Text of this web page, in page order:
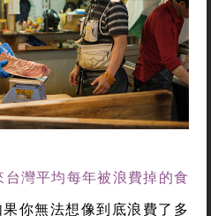
台灣平均每年被浪費掉的食
果你無法想像到底浪費了多